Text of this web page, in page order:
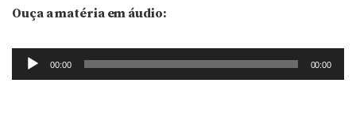
Ouça a matéria em áudio:
Tocador
de
00:00 00:00